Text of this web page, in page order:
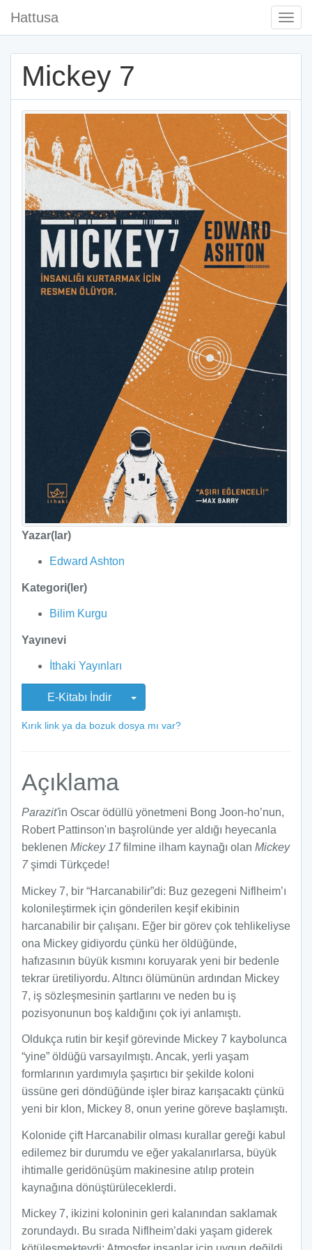
Hattusa
Mickey 7
Yazar(lar)
Edward Ashton
Kategori(ler)
Bilim Kurgu
Yayınevi
İthaki Yayınları
E-Kitabı İndir
Kırık link ya da bozuk dosya mı var?
Açıklama
Parazit'in Oscar ödüllü yönetmeni Bong Joon-ho’nun,
Robert Pattinson'ın başrolünde yer aldığı heyecanla
beklenen Mickey 17filmine ilham kaynağı olan Mickey
7şimdi Türkçede!
Mickey 7, bir “Harcanabilir”di: Buz gezegeni Niflheim’ı
kolonileştirmek için gönderilen keşif ekibinin
harcanabilir bir çalışanı. Eğer bir görev çok tehlikeliyse
ona Mickey gidiyordu çünkü her öldüğünde,
hafızasının büyük kısmını koruyarak yeni bir bedenle
tekrar üretiliyordu. Altıncı ölümünün ardından Mickey
7, iş sözleşmesinin şartlarını ve neden bu iş
pozisyonunun boş kaldığını çok iyi anlamıştı.
Oldukça rutin bir keşif görevinde Mickey 7 kaybolunca
“yine” öldüğü varsayılmıştı. Ancak, yerli yaşam
formlarının yardımıyla şaşırtıcı bir şekilde koloni
üssüne geri döndüğünde işler biraz karışacaktı çünkü
yeni bir klon, Mickey 8, onun yerine göreve başlamıştı.
Kolonide çift Harcanabilir olması kurallar gereği kabul
edilemez bir durumdu ve eğer yakalanırlarsa, büyük
ihtimalle geridönüşüm makinesine atılıp protein
kaynağına dönüştürüleceklerdi.
Mickey 7, ikizini koloninin geri kalanından saklamak
zorundaydı. Bu sırada Niflheim’daki yaşam giderek